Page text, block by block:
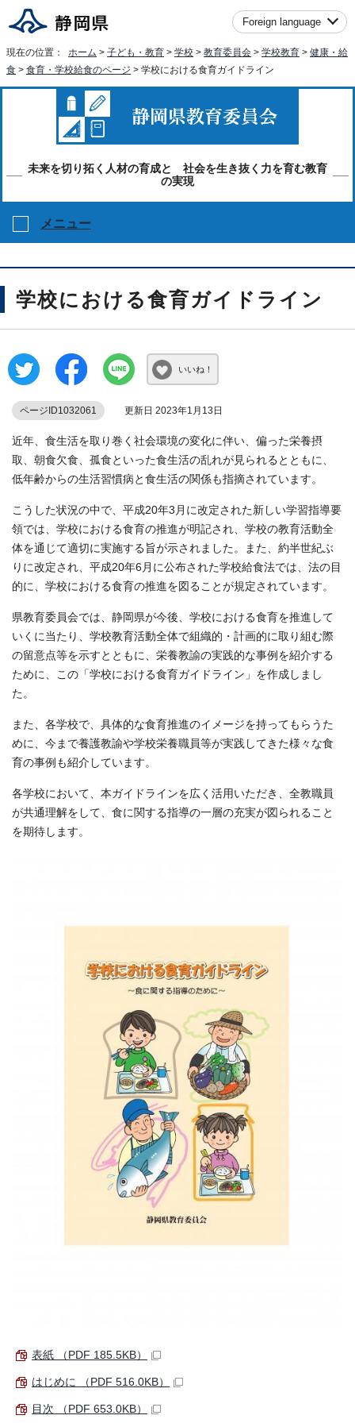
Foreign language
現在の位置： ホーム > 子ども・教育 > 学校 > 教育委員会 > 学校教育 > 健康・給
食 > 食育・学校給食のページ > 学校における食育ガイドライン
未来を切り拓く人材の育成と 社会を生き抜く力を育む教育
の実現
メニュー
学校における食育ガイドライン
いいね！
ページID1032061 更新日 2023年1月13日
近年、食生活を取り巻く社会環境の変化に伴い、偏った栄養摂
取、朝食欠食、孤食といった食生活の乱れが見られるとともに、
低年齢からの生活習慣病と食生活の関係も指摘されています。
こうした状況の中で、平成20年3月に改定された新しい学習指導要
領では、学校における食育の推進が明記され、学校の教育活動全
体を通じて適切に実施する旨が示されました。また、約半世紀ぶ
りに改定され、平成20年6月に公布された学校給食法では、法の目
的に、学校における食育の推進を図ることが規定されています。
県教育委員会では、静岡県が今後、学校における食育を推進して
いくに当たり、学校教育活動全体で組織的・計画的に取り組む際
の留意点等を示すとともに、栄養教諭の実践的な事例を紹介する
ために、この「学校における食育ガイドライン」を作成しまし
た。
また、各学校で、具体的な食育推進のイメージを持ってもらうた
めに、今まで養護教諭や学校栄養職員等が実践してきた様々な食
育の事例も紹介しています。
各学校において、本ガイドラインを広く活用いただき、全教職員
が共通理解をして、食に関する指導の一層の充実が図られること
を期待します。
表紙 （PDF 185.5KB）
はじめに （PDF 516.0KB）
目次 （PDF 653.0KB）